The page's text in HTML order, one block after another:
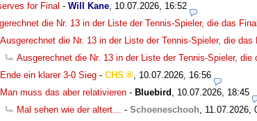
for Final - Will Kane, 10.07.2026, 16:52
die Nr. 13 in der Liste der Tennis-Spieler, die das
Ausgerechnet die Nr. 13 in der Liste der Tennis-Spieler, die
Ausgerechnet die Nr. 13 in der Liste der Tennis-Spieler,
ein klarer 3-0 Sieg - CHS , 10.07.2026, 16:56
Man muss das aber relativieren - Bluebird , 10.07.2026, 18:45
Mal sehen wie der altert… - Schoeneschooh, 11.07.2026,